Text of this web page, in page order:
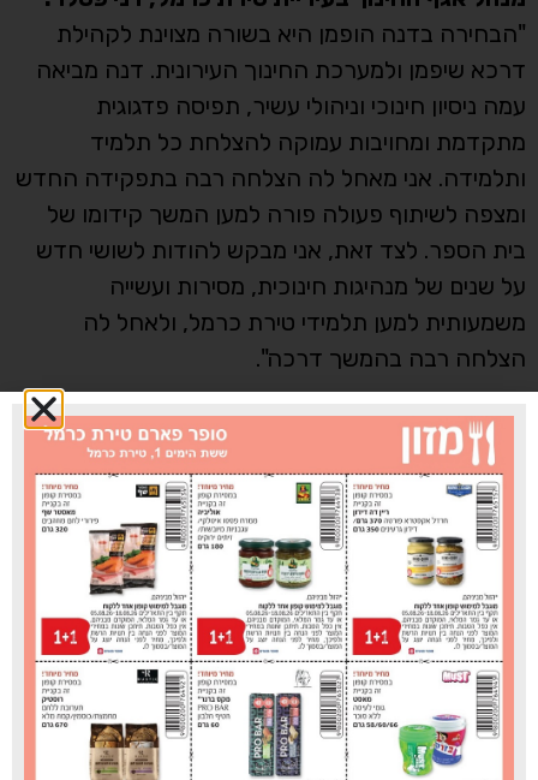
"הבחירה בדנה הופמן היא בשורה מצוינת לקהילת
דרכא שיפמן ולמערכת החינוך העירונית. דנה מביאה
עמה ניסיון חינוכי וניהולי עשיר, תפיסה פדגוגית
מתקדמת ומחויבות עמוקה להצלחת כל תלמיד
ותלמידה. אני מאחל לה הצלחה רבה בתפקידה החדש
ומצפה לשיתוף פעולה פורה למען המשך קידומו של
בית הספר. לצד זאת, אני מבקש להודות לשושי חדש
על שנים של מנהיגות חינוכית, מסירות ועשייה
משמעותית למען תלמידי טירת כרמל, ולאחל לה
הצלחה רבה בהמשך דרכה".